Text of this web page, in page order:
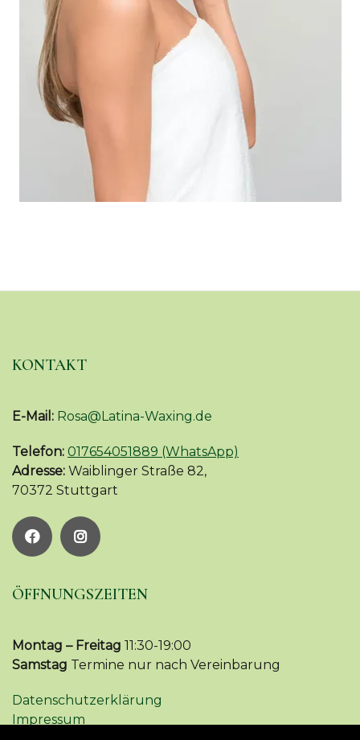
KONTAKT
E-Mail: Rosa@Latina-Waxing.de
Telefon: 017654051889 (WhatsApp)
Adresse: Waiblinger Straße 82,
70372 Stuttgart
ÖFFNUNGSZEITEN
Montag – Freitag 11:30-19:00
Samstag Termine nur nach Vereinbarung
Datenschutzerklärung
Impressum